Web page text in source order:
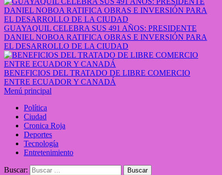
GUAYAQUIL CELEBRA SUS 491 AÑOS: PRESIDENTE
DANIEL NOBOA RATIFICA OBRAS E INVERSIÓN PARA
EL DESARROLLO DE LA CIUDAD
BENEFICIOS DEL TRATADO DE LIBRE COMERCIO
ENTRE ECUADOR Y CANADÁ
Menú principal
Política
Ciudad
Cronica Roja
Deportes
Tecnología
Entretenimiento
Buscar: